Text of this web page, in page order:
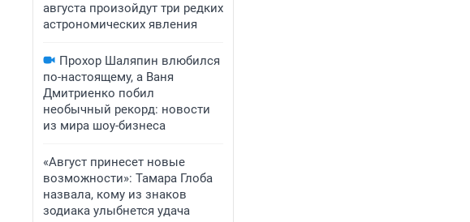
августа произойдут три редких
астрономических явления
Прохор Шаляпин влюбился
по-настоящему, а Ваня
Дмитриенко побил
необычный рекорд: новости
из мира шоу-бизнеса
«Август принесет новые
возможности»: Тамара Глоба
назвала, кому из знаков
зодиака улыбнется удача